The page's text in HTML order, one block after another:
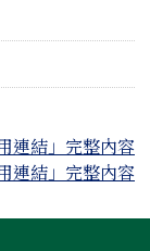
連結」完整內容
連結」完整內容